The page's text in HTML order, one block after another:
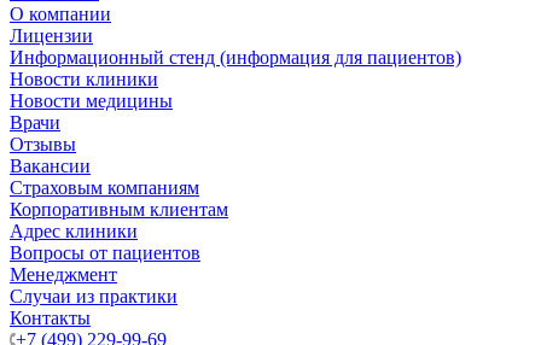
О компании
Лицензии
Информационный стенд (информация для пациентов)
Новости клиники
Новости медицины
Врачи
Отзывы
Вакансии
Страховым компаниям
Корпоративным клиентам
Адрес клиники
Вопросы от пациентов
Менеджмент
Случаи из практики
Контакты
+7 (499) 229-99-69